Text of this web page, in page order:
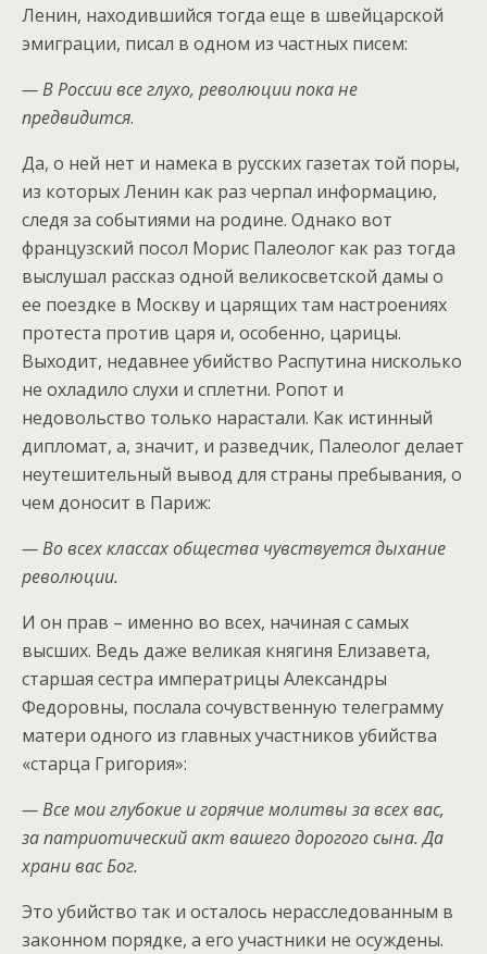
Ленин, находившийся тогда еще в швейцарской
эмиграции, писал в одном из частных писем:
— В России все глухо, революции пока не
предвидится.
Да, о ней нет и намека в русских газетах той поры,
из которых Ленин как раз черпал информацию,
следя за событиями на родине. Однако вот
французский посол Морис Палеолог как раз тогда
выслушал рассказ одной великосветской дамы о
ее поездке в Москву и царящих там настроениях
протеста против царя и, особенно, царицы.
Выходит, недавнее убийство Распутина нисколько
не охладило слухи и сплетни. Ропот и
недовольство только нарастали. Как истинный
дипломат, а, значит, и разведчик, Палеолог делает
неутешительный вывод для страны пребывания, о
чем доносит в Париж:
— Во всех классах общества чувствуется дыхание
революции.
И он прав – именно во всех, начиная с самых
высших. Ведь даже великая княгиня Елизавета,
старшая сестра императрицы Александры
Федоровны, послала сочувственную телеграмму
матери одного из главных участников убийства
«старца Григория»:
— Все мои глубокие и горячие молитвы за всех вас,
за патриотический акт вашего дорогого сына. Да
храни вас Бог.
Это убийство так и осталось нерасследованным в
законном порядке, а его участники не осуждены.